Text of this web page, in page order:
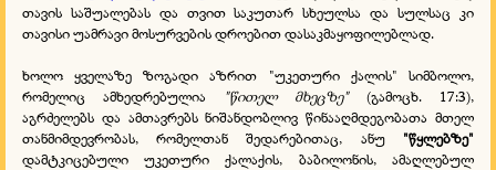
თავის საშუალებას და თვით საკუთარ სხეულსა და სულსაც კი
თავისი უამრავი მოსურვების დროებით დასაკმაყოფილებლად.
ხოლო ყველაზე ზოგადი აზრით "უკეთური ქალის" სიმბოლო,
რომელიც ამხედრებულია
"წითელ მხეცზე"(გამოცხ. 17:3),
აგრძელებს და ამთავრებს ნიშანდობლივ წინააღმდეგობათა მთელ
თანმიმდევრობას, რომელთან შედარებითაც, ანუ "წყლებზე"
დამტკიცებული უკეთური ქალაქის, ბაბილონის, ამაღლებულ